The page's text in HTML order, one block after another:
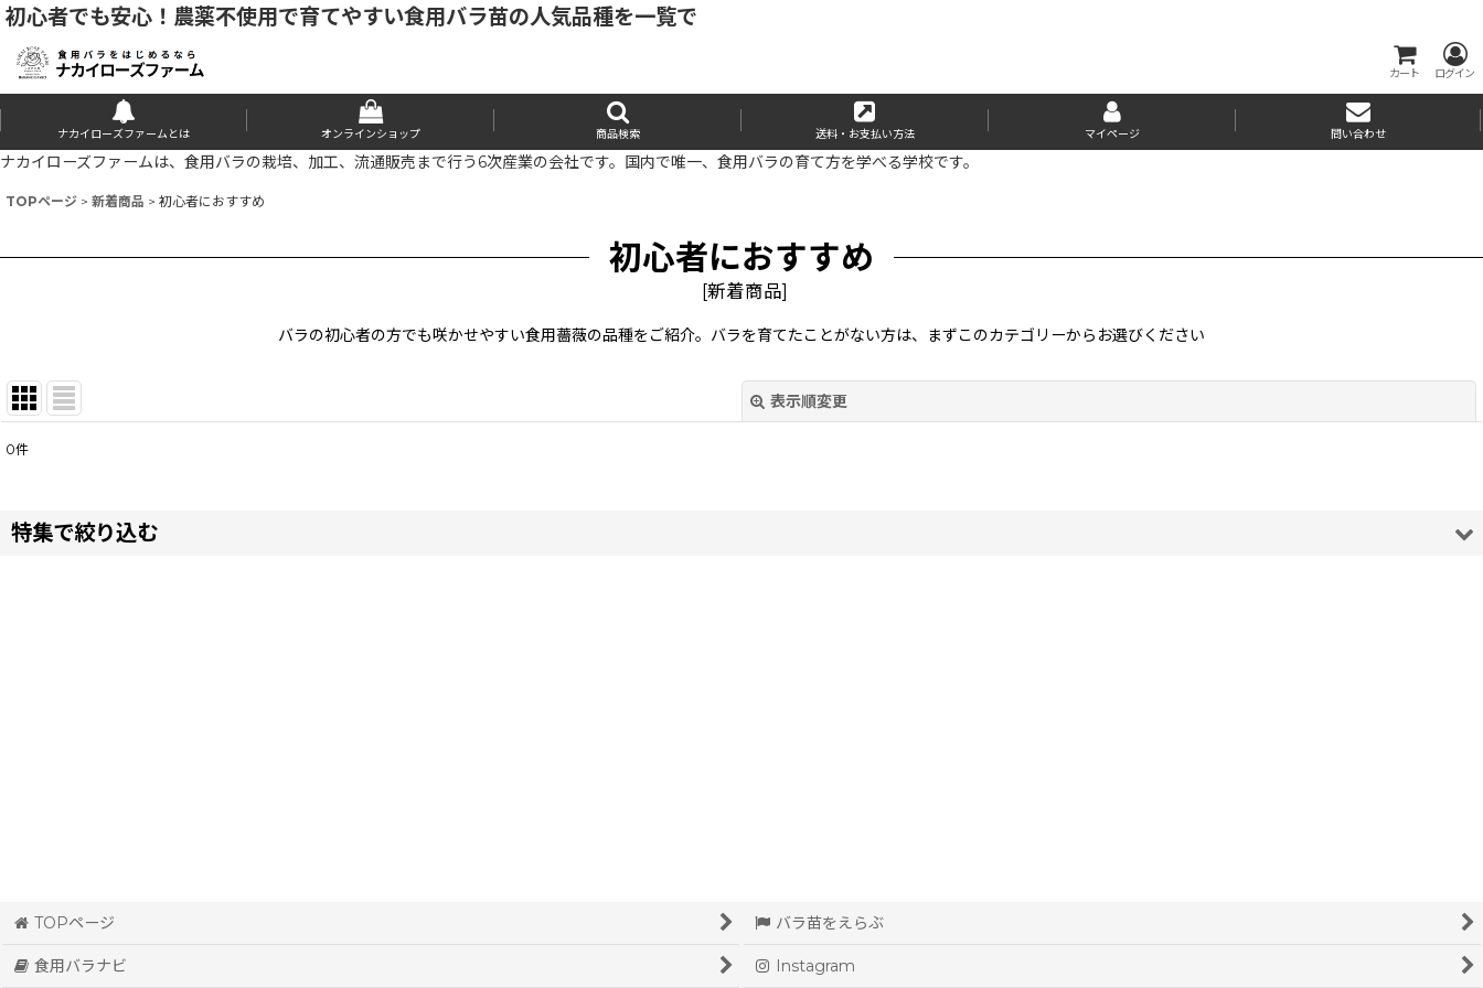
初心者でも安心！農薬不使用で育てやすい食用バラ苗の人気品種を一覧で
カート ログイン
ナカイローズファームとは オンラインショップ 商品検索 送料・お支払い方法 マイページ 問い合わせ
ナカイローズファームは、食用バラの栽培、加工、流通販売まで行う6次産業の会社です。国内で唯一、食用バラの育て方を学べる学校です。
TOPページ > 新着商品 > 初心者におすすめ
初心者におすすめ
[新着商品]
バラの初心者の方でも咲かせやすい食用薔薇の品種をご紹介。バラを育てたことがない方は、まずこのカテゴリーからお選びください
表示順変更
並び順:
0件
特集で絞り込む
赤い花びら
ピンクの花びら
TOPページ バラ苗をえらぶ
食用バラナビ Instagram